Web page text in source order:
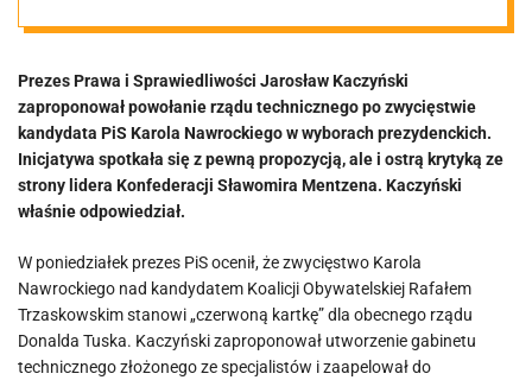
mnie to ma
znaczenie”
Prezes Prawa i Sprawiedliwości Jarosław Kaczyński
zaproponował powołanie rządu technicznego po zwycięstwie
kandydata PiS Karola Nawrockiego w wyborach prezydenckich.
Inicjatywa spotkała się z pewną propozycją, ale i ostrą krytyką ze
strony lidera Konfederacji Sławomira Mentzena. Kaczyński
właśnie odpowiedział.
W poniedziałek prezes PiS ocenił, że zwycięstwo Karola
Nawrockiego nad kandydatem Koalicji Obywatelskiej Rafałem
Trzaskowskim stanowi „czerwoną kartkę” dla obecnego rządu
Donalda Tuska. Kaczyński zaproponował utworzenie gabinetu
technicznego złożonego ze specjalistów i zaapelował do